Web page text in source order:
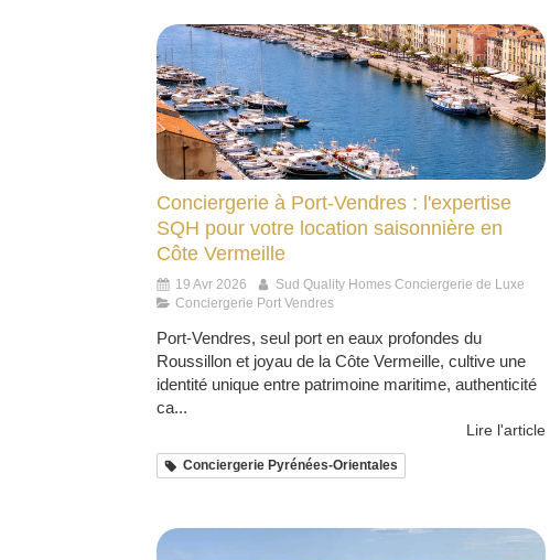
Conciergerie à Port-Vendres : l'expertise
SQH pour votre location saisonnière en
Côte Vermeille
19 Avr 2026
Sud Quality Homes Conciergerie de Luxe
Conciergerie Port Vendres
Port-Vendres, seul port en eaux profondes du
Roussillon et joyau de la Côte Vermeille, cultive une
identité unique entre patrimoine maritime, authenticité
ca...
Lire l'article
Conciergerie Pyrénées-Orientales